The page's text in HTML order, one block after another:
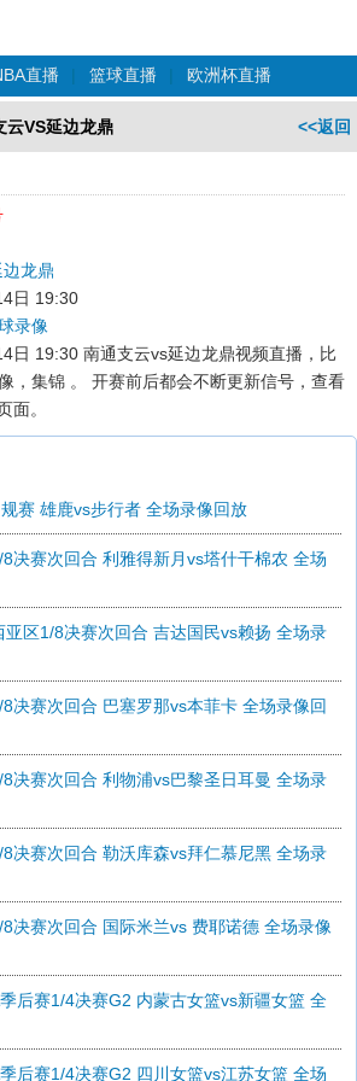
直播 | 篮球直播 | 欧洲杯直播
<<返回
云VS延边龙鼎
龙鼎
日 19:30
录像
日 19:30 南通支云vs延边龙鼎视频直播，比
，集锦 。 开赛前后都会不断更新信号，查看
面。
赛 雄鹿vs步行者 全场录像回放
决赛次回合 利雅得新月vs塔什干棉农 全场
区1/8决赛次回合 吉达国民vs赖扬 全场录
决赛次回合 巴塞罗那vs本菲卡 全场录像回
决赛次回合 利物浦vs巴黎圣日耳曼 全场录
决赛次回合 勒沃库森vs拜仁慕尼黑 全场录
决赛次回合 国际米兰vs 费耶诺德 全场录像
后赛1/4决赛G2 内蒙古女篮vs新疆女篮 全
后赛1/4决赛G2 四川女篮vs江苏女篮 全场